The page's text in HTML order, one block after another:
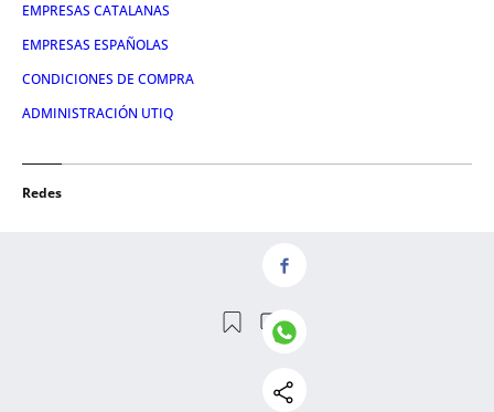
EMPRESAS CATALANAS
EMPRESAS ESPAÑOLAS
CONDICIONES DE COMPRA
ADMINISTRACIÓN UTIQ
Redes